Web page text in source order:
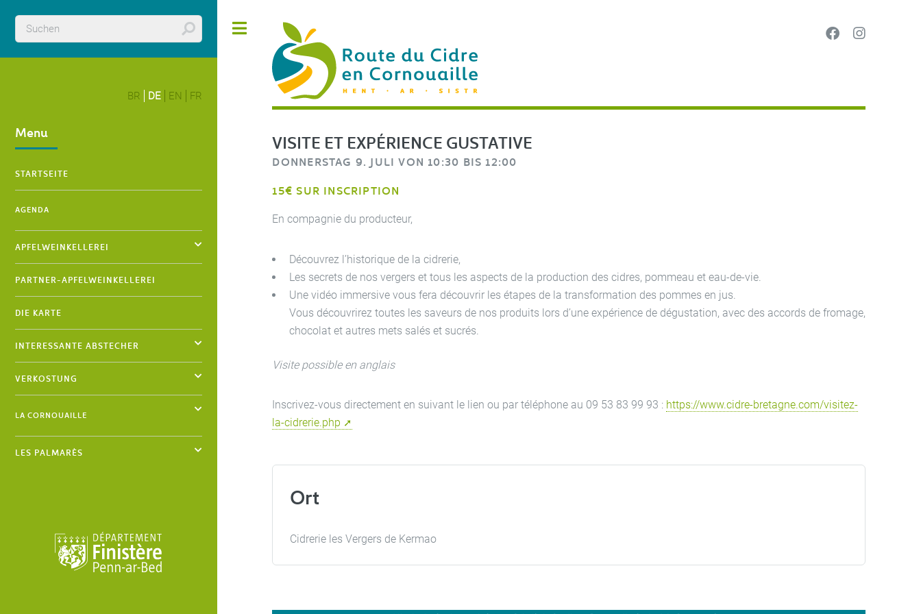
LA ROUTE DU CIDRE EN CORNOUAILLEHENT AR SISTR
VISITE ET EXPÉRIENCE GUSTATIVE
DONNERSTAG 9. JULI VON 10:30 BIS 12:00
15€ SUR INSCRIPTION
En compagnie du producteur,
Découvrez l’historique de la cidrerie,
Les secrets de nos vergers et tous les aspects de la production des cidres, pommeau et eau-de-vie.
Une vidéo immersive vous fera découvrir les étapes de la transformation des pommes en jus.
Vous découvrirez toutes les saveurs de nos produits lors d’une expérience de dégustation, avec des accords de fromage,
chocolat et autres mets salés et sucrés.
Visite possible en anglais
Inscrivez-vous directement en suivant le lien ou par téléphone au 09 53 83 99 93 : https://www.cidre-bretagne.com/visitez-
la-cidrerie.php
Ort
Cidrerie les Vergers de Kermao
BR DE EN FR
Menu
STARTSEITE
AGENDA
APFELWEINKELLEREI
PARTNER-APFELWEINKELLEREI
DIE KARTE
INTERESSANTE ABSTECHER
VERKOSTUNG
LA CORNOUAILLE
LES PALMARÈS
Toggle